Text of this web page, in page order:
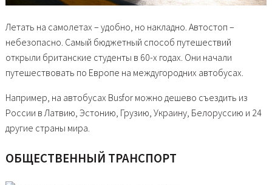
Летать на самолетах – удобно, но накладно. Автостоп –
небезопасно. Самый бюджетный способ путешествий
открыли британские студенты в 60-х годах. Они начали
путешествовать по Европе на междугородних автобусах.
Например, на автобусах Busfor можно дешево съездить из
России в Латвию, Эстонию, Грузию, Украину, Белоруссию и 24
другие страны мира.
ОБЩЕСТВЕННЫЙ ТРАНСПОРТ